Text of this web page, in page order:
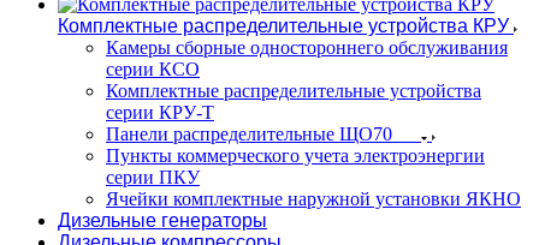
Комплектные распределительные устройства КРУ
Камеры сборные одностороннего обслуживания
серии КСО
Комплектные распределительные устройства
серии КРУ-Т
Панели распределительные ЩО70
Пункты коммерческого учета электроэнергии
серии ПКУ
Ячейки комплектные наружной установки ЯКНО
Дизельные генераторы